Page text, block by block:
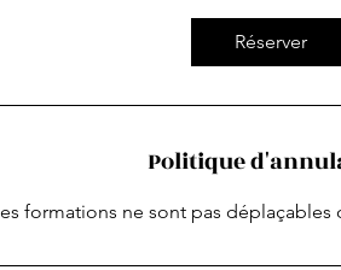
Réserver
Politique
formations ne sont pas